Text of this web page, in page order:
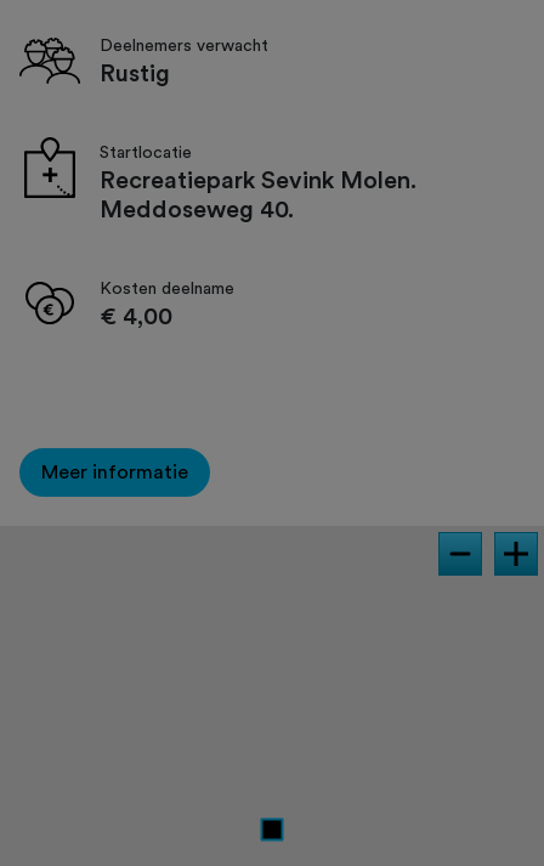
Deelnemers verwacht
Rustig
Startlocatie
Recreatiepark Sevink Molen.
Meddoseweg 40.
Kosten deelname
€ 4,00
Meer informatie